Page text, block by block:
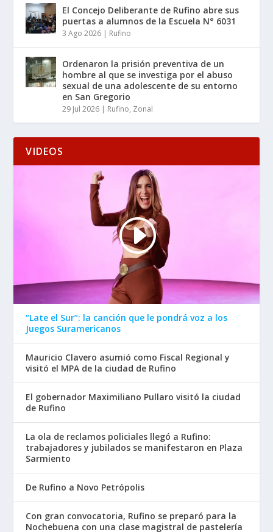
El Concejo Deliberante de Rufino abre sus
puertas a alumnos de la Escuela N° 6031
3 Ago 2026 | Rufino
Ordenaron la prisión preventiva de un
hombre al que se investiga por el abuso
sexual de una adolescente de su entorno
en San Gregorio
29 Jul 2026 | Rufino, Zonal
VIDEOS
“Late el Sur”: la canción que le pondrá voz a los
Juegos Suramericanos
Mauricio Clavero asumió como Fiscal Regional y
visitó el MPA de la ciudad de Rufino
El gobernador Maximiliano Pullaro visitó la ciudad
de Rufino
La ola de reclamos policiales llegó a Rufino:
trabajadores y jubilados se manifestaron en Plaza
Sarmiento
De Rufino a Novo Petrópolis
Con gran convocatoria, Rufino se preparó para la
Nochebuena con una clase magistral de pastelería